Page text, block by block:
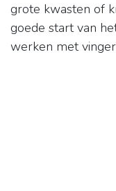
grote kwasten of
goede start van
werken met